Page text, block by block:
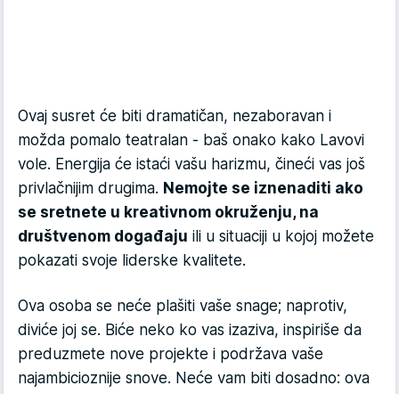
Ovaj susret će biti dramatičan, nezaboravan i
možda pomalo teatralan - baš onako kako Lavovi
vole. Energija će istaći vašu harizmu, čineći vas još
privlačnijim drugima. Nemojte se iznenaditi ako
se sretnete u kreativnom okruženju, na
društvenom događaju ili u situaciji u kojoj možete
pokazati svoje liderske kvalitete.
Ova osoba se neće plašiti vaše snage; naprotiv,
diviće joj se. Biće neko ko vas izaziva, inspiriše da
preduzmete nove projekte i podržava vaše
najambicioznije snove. Neće vam biti dosadno: ova